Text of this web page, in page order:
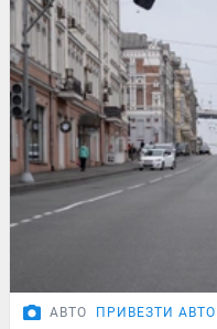
АВТО ПРИВЕЗТИ